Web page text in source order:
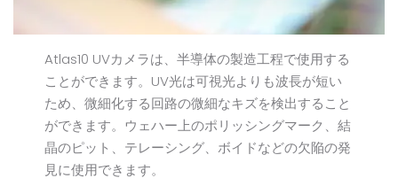
Atlas10 UVカメラは、半導体の製造工程で使用する
ことができます。UV光は可視光よりも波長が短い
ため、微細化する回路の微細なキズを検出すること
ができます。ウェハー上のポリッシングマーク、結
晶のピット、テレーシング、ボイドなどの欠陥の発
見に使用できます。